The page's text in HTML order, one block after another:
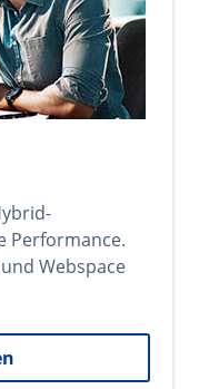
Performance.
Webspace